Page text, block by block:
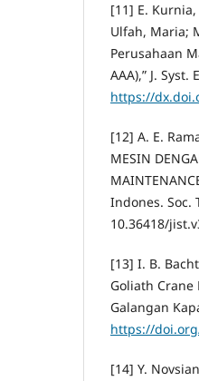
[11] E.
Ulfah, Maria;
Perusahaan
AAA),” J.
https://
[12] A. E.
MESIN
Indones. Soc.
10.36418/
[13] I. B.
Goliath Crane
Galangan
https://
[14] Y.